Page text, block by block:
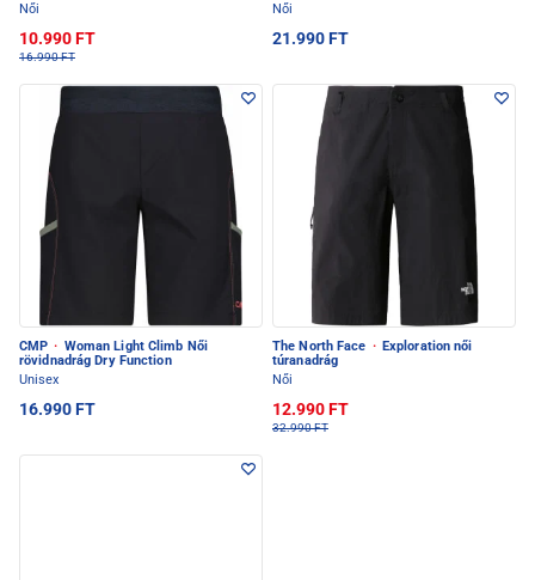
Női
10.990 FT
16.990 FT
Női
21.990 FT
CMP · Woman Light Climb Női
rövidnadrág Dry Function
Unisex
16.990 FT
The North Face · Exploration női
túranadrág
Női
12.990 FT
32.990 FT